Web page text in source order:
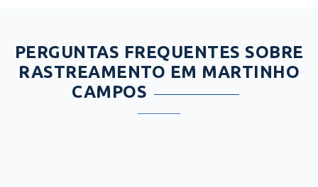
PERGUNTAS FREQUENTES SOBRE
RASTREAMENTO EM MARTINHO
CAMPOS